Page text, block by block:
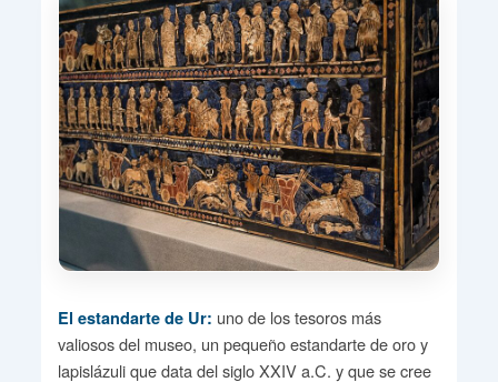
El estandarte de Ur: uno de los tesoros más
valiosos del museo, un pequeño estandarte de oro y
lapislázuli que data del siglo XXIV a.C. y que se cree